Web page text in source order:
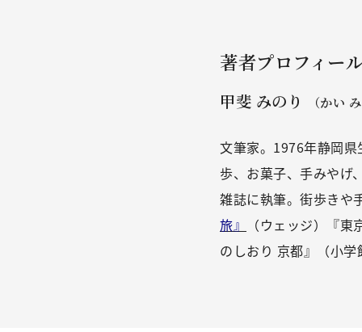
著者プロフィー
甲斐 みのり （かい
文筆家。1976年静岡
歩、お菓子、手みやげ
雑誌に執筆。街歩きや
旅』
（ウェッジ）『
のしおり 京都』（小